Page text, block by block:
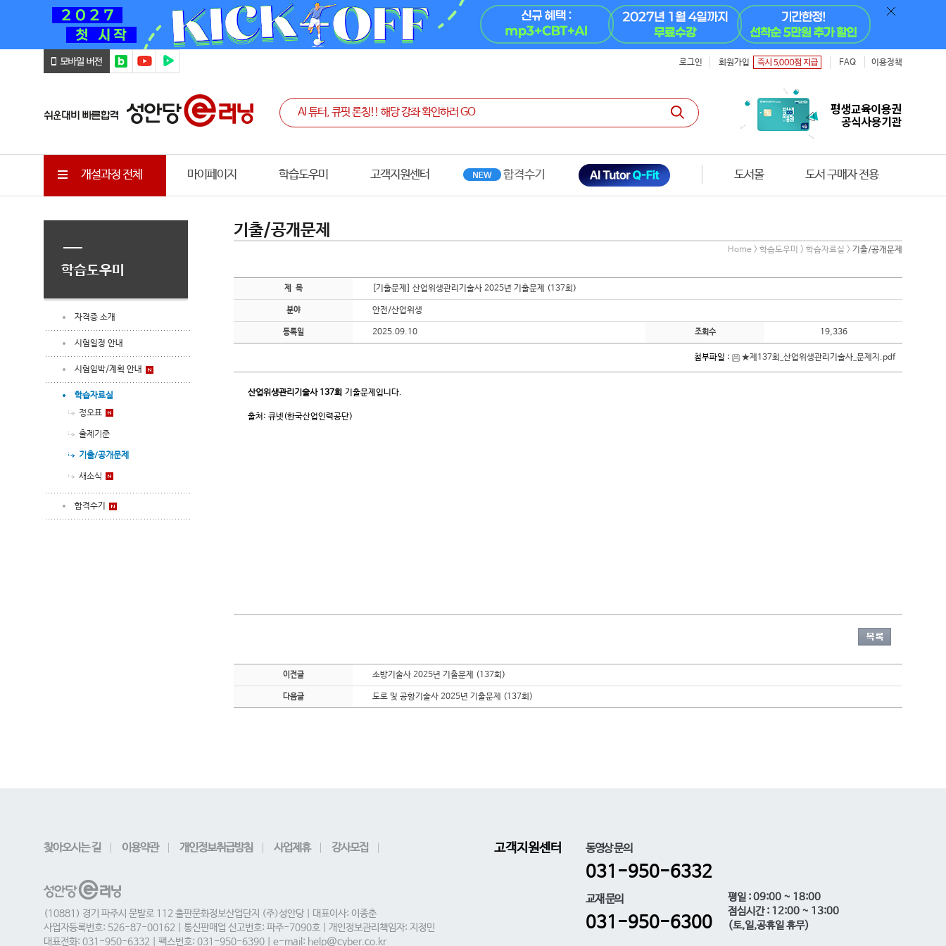
로그인 회원가입 FAQ 이용정책
개설과정 전체 마이페이지 학습도우미 고객지원센터 도서몰 도서 구매자 전용
학습도우미
자격증 소개
시험일정 안내
시험임박/계획 안내
학습자료실
정오표
출제기준
기출/공개문제
새소식
합격수기
기출/공개문제
Home > 학습도우미 > 학습자료실 > 기출/공개문제
제 목 [기출문제] 산업위생관리기술사 2025년 기출문제 (137회)
분야 안전/산업위생
등록일 2025.09.10 조회수 19,336
첨부파일 : ★제137회_산업위생관리기술사_문제지.pdf
산업위생관리기술사 137회 기출문제입니다.
출처: 큐넷(한국산업인력공단)
이전글 소방기술사 2025년 기출문제 (137회)
다음글 도로 및 공항기술사 2025년 기출문제 (137회)
찾아오시는 길 이용약관 개인정보취급방침 사업제휴 강사모집
(10881) 경기 파주시 문발로 112 출판문화정보산업단지 (주)성안당 | 대표이사: 이종춘
사업자등록번호: 526-87-00162 | 통신판매업 신고번호: 파주-7090호 | 개인정보관리책임자: 지정민
대표전화: 031-950-6332 | 팩스번호: 031-950-6390 | e-mail: help@cyber.co.kr
고객지원센터 동영상 문의
031-950-6332
교재 문의
031-950-6300
평일 : 09:00 ~ 18:00
점심시간 : 12:00 ~ 13:00
(토,일,공휴일 휴무)